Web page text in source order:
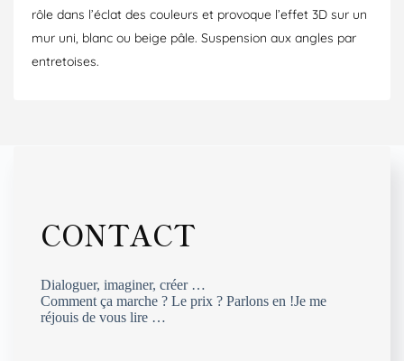
rôle dans l’éclat des couleurs et provoque l’effet 3D sur un
mur uni, blanc ou beige pâle. Suspension aux angles par
entretoises.
CONTACT
Dialoguer, imaginer, créer …
Comment ça marche ? Le prix ? Parlons en !Je me
réjouis de vous lire …